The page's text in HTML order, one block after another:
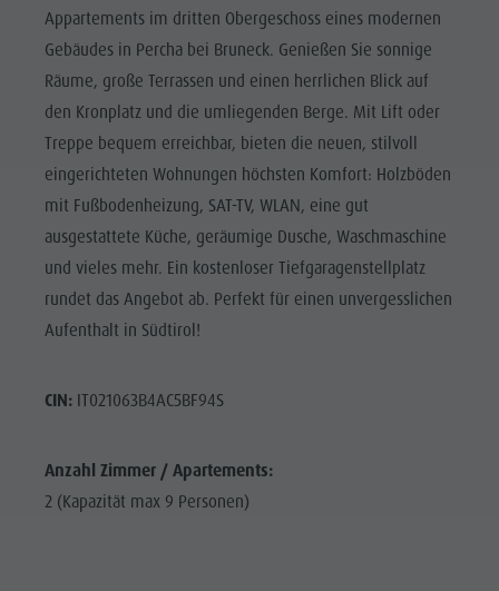
Appartements im dritten Obergeschoss eines modernen
Gebäudes in Percha bei Bruneck. Genießen Sie sonnige
Räume, große Terrassen und einen herrlichen Blick auf
den Kronplatz und die umliegenden Berge. Mit Lift oder
Treppe bequem erreichbar, bieten die neuen, stilvoll
eingerichteten Wohnungen höchsten Komfort: Holzböden
mit Fußbodenheizung, SAT-TV, WLAN, eine gut
ausgestattete Küche, geräumige Dusche, Waschmaschine
und vieles mehr. Ein kostenloser Tiefgaragenstellplatz
rundet das Angebot ab. Perfekt für einen unvergesslichen
Aufenthalt in Südtirol!
CIN:IT021063B4AC5BF94S
Anzahl Zimmer / Apartements:
2 (Kapazität max 9 Personen)